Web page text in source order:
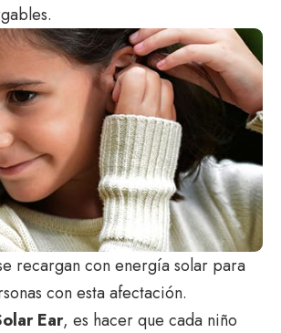
recargan con energía solar para
con esta afectación.
Ear, es hacer que cada niño